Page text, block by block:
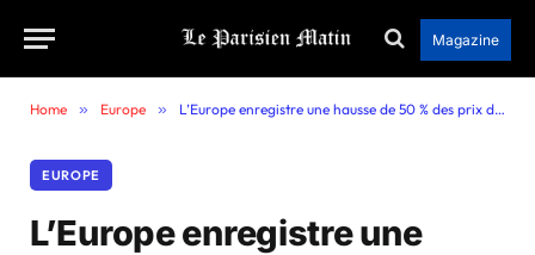
Magazine
Home » Europe » L’Europe enregistre une hausse de 50 % des prix des armes sur fond d’incertitudes au sein de l’OTAN
EUROPE
L’Europe enregistre une